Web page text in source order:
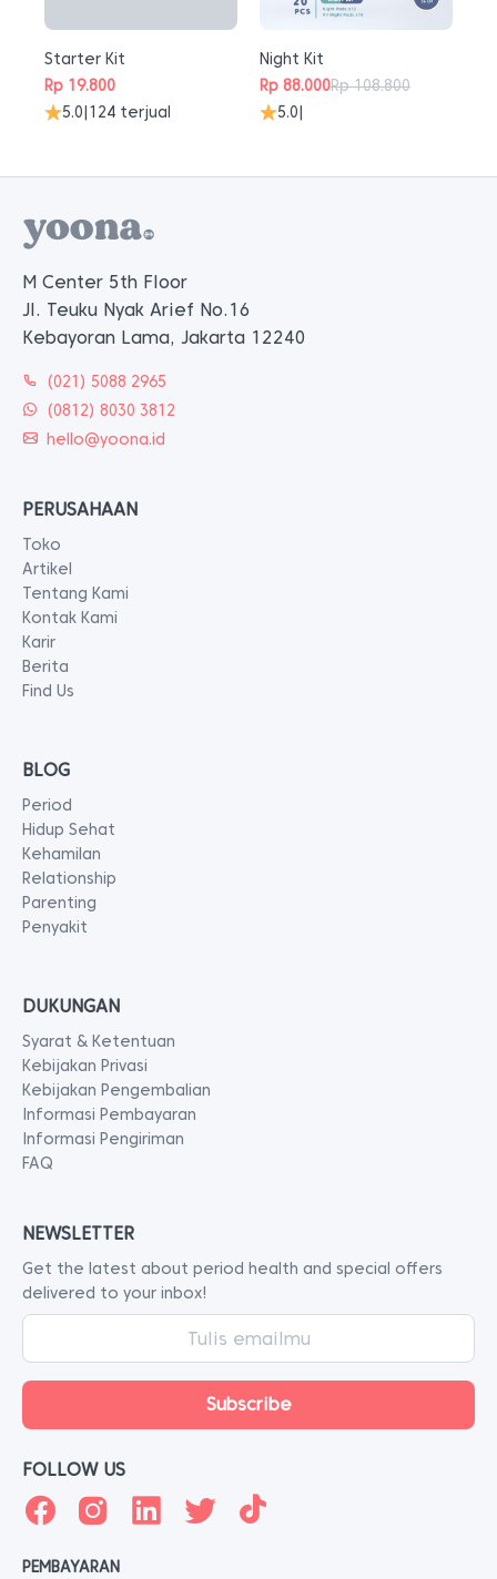
Starter Kit
Rp 19.800
5.0 124 terjual
Night Kit
Rp108.800
Harga
aslinya
Rp 88.000
Harga
saat
5.0
M Center 5th Floor
Jl. Teuku Nyak Arief No.16
Kebayoran Lama, Jakarta 12240
(021) 5088 2965
(0812) 8030 3812
hello@yoona.id
PERUSAHAAN
Toko
Artikel
Tentang Kami
Kontak Kami
Karir
Berita
Find Us
BLOG
Period
Hidup Sehat
Kehamilan
Relationship
Parenting
Penyakit
DUKUNGAN
Syarat & Ketentuan
Kebijakan Privasi
Kebijakan Pengembalian
Informasi Pembayaran
Informasi Pengiriman
FAQ
NEWSLETTER
Get the latest about period health and special offers
delivered to your inbox!
FOLLOW US
PEMBAYARAN